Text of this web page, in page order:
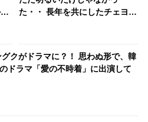
た・・ 長年を共にしたチェヨン
クがドラマに？！ 思わぬ形で、韓
ドラマ「愛の不時着」に出演して